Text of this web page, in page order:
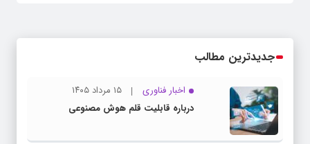
جدیدترین مطالب
اخبار فناوری
۱۵ مرداد ۱۴۰۵
درباره قابلیت قلم هوش مصنوعی